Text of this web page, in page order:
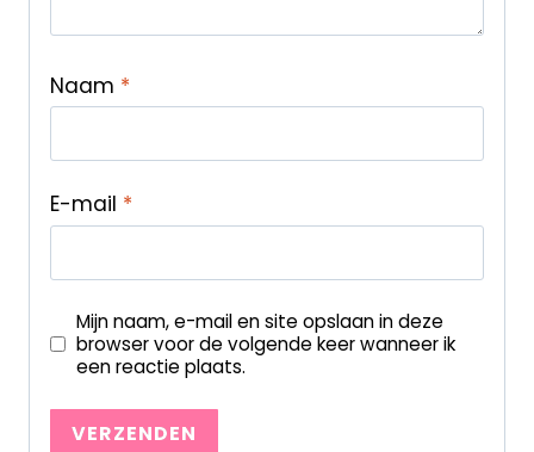
Naam *
E-mail *
Mijn naam, e-mail en site opslaan in deze
browser voor de volgende keer wanneer ik
een reactie plaats.